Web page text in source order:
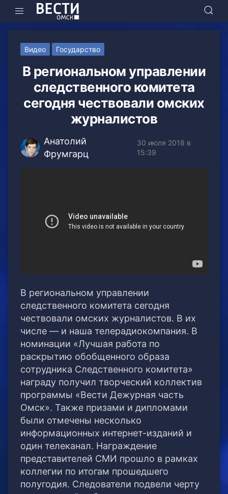
Видео Государство
В региональном управлении
следственного комитета
сегодня чествовали омских
журналистов
Анатолий
Фрумгарц
30 июля 2018 в
15:39
В региональном управлении
следственного комитета сегодня
чествовали омских журналистов. В их
числе — и наша телерадиокомпания. В
номинации «Лучшая работа по
раскрытию обобщенного образа
сотрудника Следственного комитета»
награду получил творческий коллектив
программы «Вести Дежурная часть
Омск». Также призами и дипломами
были отмечены несколько
информационных интернет-изданий и
один телеканал. Награждение
представителей СМИ прошло в рамках
коллегии по итогам прошедшего
полугодия. Следователи подвели черту